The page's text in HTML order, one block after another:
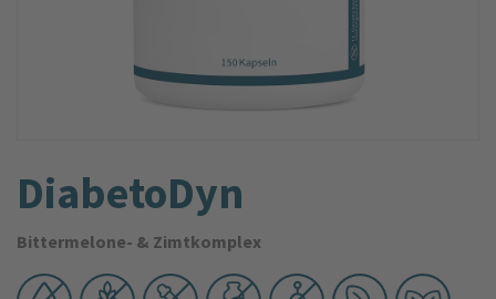
DiabetoDyn
Bittermelone- & Zimtkomplex